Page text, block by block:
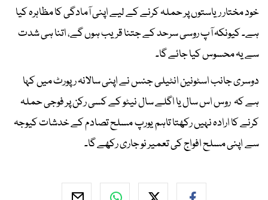
خود مختار ریاستوں پر حملہ کرنے کے لیے اپنی آمادگی کا مظاہرہ کیا
ہے۔ کیونکہ آپ روسی سرحد کے جتنا قریب ہوں گے، اتنا ہی شدت
سے یہ محسوس کیا جائے گا۔
دوسری جانب اسٹونین انٹیلی جنس نے اپنی سالانہ رپورٹ میں کہا
ہے کہ روس اس سال یا اگلے سال نیٹو کے کسی رکن پر فوجی حملہ
کرنے کا ارادہ نہیں رکھتا تاہم یورپ مسلح تصادم کے خدشات کیوجہ
سے اپنی مسلح افواج کی تعمیر نو جاری رکھے گا۔